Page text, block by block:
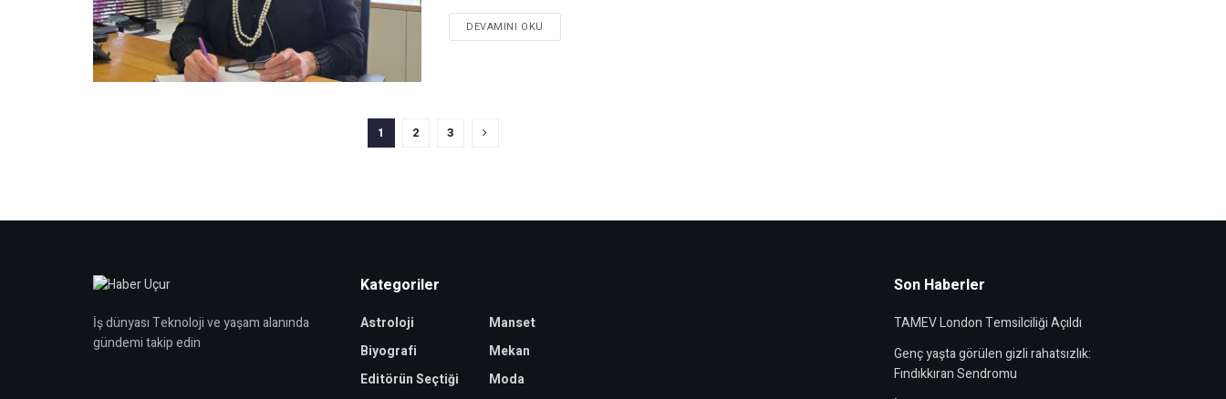
DEVAMINI OKU
1 2 3
İş dünyası Teknoloji ve yaşam alanında
gündemi takip edin
Kategoriler
Astroloji
Biyografi
Editörün Seçtiği
Manset
Mekan
Moda
Son Haberler
TAMEV London Temsilciliği Açıldı
Genç yaşta görülen gizli rahatsızlık:
Fındıkkıran Sendromu